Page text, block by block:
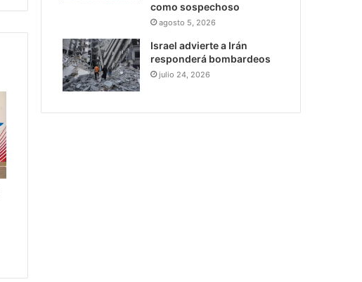
como sospechoso
agosto 5, 2026
Israel advierte a Irán
responderá bombardeos
julio 24, 2026